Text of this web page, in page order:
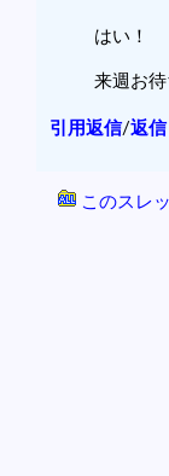
はい！
来週お
引用返信/返信
このスレ